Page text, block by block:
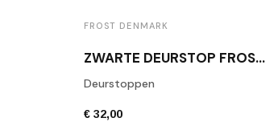
FROST DENMARK
ZWARTE DEURSTOP FROST N1931B
Deurstoppen
€ 32,00